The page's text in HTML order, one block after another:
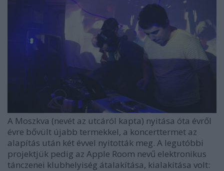
A Moszkva (nevét az utcáról kapta) nyitása óta évről
évre bővült újabb termekkel, a koncerttermet az
alapítás után két évvel nyitották meg. A legutóbbi
projektjük pedig az Apple Room nevű elektronikus
tánczenei klubhelyiség átalakítása, kialakítása volt: